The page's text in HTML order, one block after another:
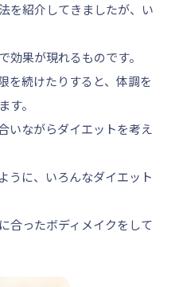
を紹介してきましたが、い
効果が現れるものです。
続けたりすると、 体調を
す。
いながらダイエットを考え
うに、いろんなダイエット
合ったボディメイクをして